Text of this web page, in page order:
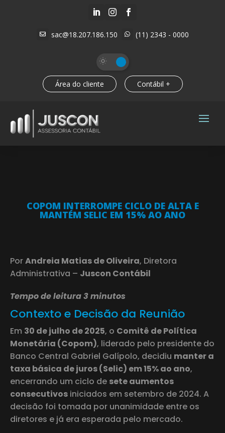
  
 sac@18.207.186.150  (11) 2343 - 0000
Área do cliente Contábil +
COPOM INTERROMPE CICLO DE ALTA E
MANTÉM SELIC EM 15% AO ANO
PorAndreia Matias de Oliveira, Diretora
Administrativa – Juscon Contábil
Tempo de leitura 3 minutos
Contexto e Decisão da Reunião
Em 30 de julho de 2025, o Comitê de Política
Monetária (Copom), liderado pelo presidente do
Banco Central Gabriel Galípolo, decidiu manter a
taxa básica de juros (Selic) em 15% ao ano,
encerrando um ciclo de sete aumentos
consecutivos iniciados em setembro de 2024. A
decisão foi tomada por unanimidade entre os
diretores e já era esperada pelo mercado.